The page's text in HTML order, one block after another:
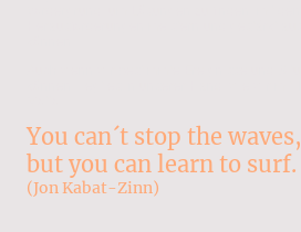
You can´t stop the waves,
but you can learn to surf.
(Jon Kabat-Zinn)